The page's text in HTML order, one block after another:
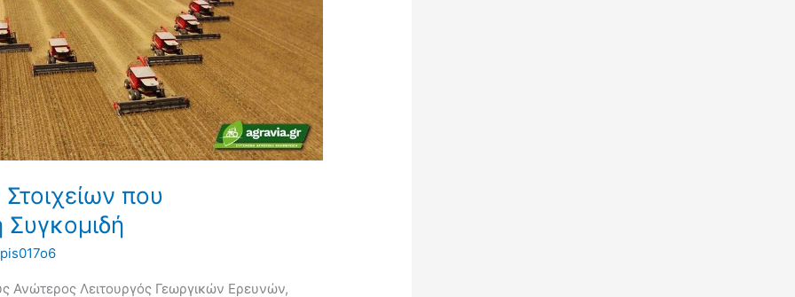
που
Ανώτερος Λειτουργός Γεωργικών Ερευνών,